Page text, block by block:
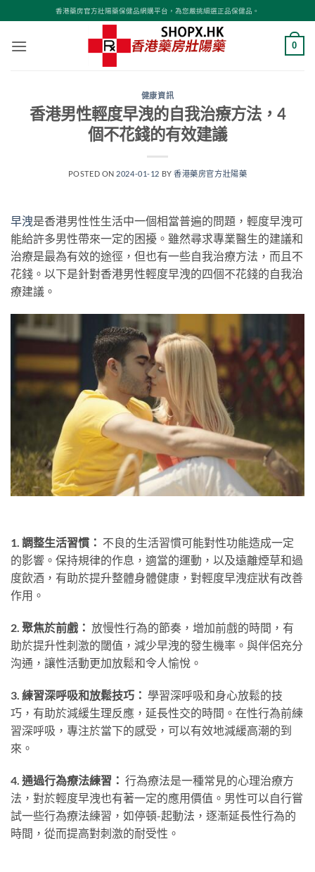
to
content
香港藥房官方壯陽藥保健品網購平台，為您嚴挑細選正品保健品。
0
健康資訊
香港男性輕度早洩的自我治療方法，4
個不花錢的有效建議
POSTED ON 2024-01-12 BY香港藥房官方壯陽藥
早洩是香港男性性生活中一個相當普遍的問題，輕度早洩可
能給許多男性帶來一定的困擾。雖然尋求專業醫生的建議和
治療是最為有效的途徑，但也有一些自我治療方法，而且不
花錢。以下是針對香港男性輕度早洩的四個不花錢的自我治
療建議。
1. 調整生活習慣： 不良的生活習慣可能對性功能造成一定
的影響。保持規律的作息，適當的運動，以及遠離煙草和過
度飲酒，有助於提升整體身體健康，對輕度早洩症狀有改善
作用。
2. 聚焦於前戲： 放慢性行為的節奏，增加前戲的時間，有
助於提升性刺激的閾值，減少早洩的發生機率。與伴侶充分
沟通，讓性活動更加放鬆和令人愉悅。
3. 練習深呼吸和放鬆技巧： 學習深呼吸和身心放鬆的技
巧，有助於減緩生理反應，延長性交的時間。在性行為前練
習深呼吸，專注於當下的感受，可以有效地減緩高潮的到
來。
4. 通過行為療法練習： 行為療法是一種常見的心理治療方
法，對於輕度早洩也有著一定的應用價值。男性可以自行嘗
試一些行為療法練習，如停頓-起動法，逐漸延長性行為的
時間，從而提高對刺激的耐受性。